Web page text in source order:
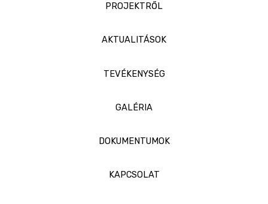
PROJEKTRŐL
AKTUALITÁSOK
TEVÉKENYSÉG
GALÉRIA
DOKUMENTUMOK
KAPCSOLAT